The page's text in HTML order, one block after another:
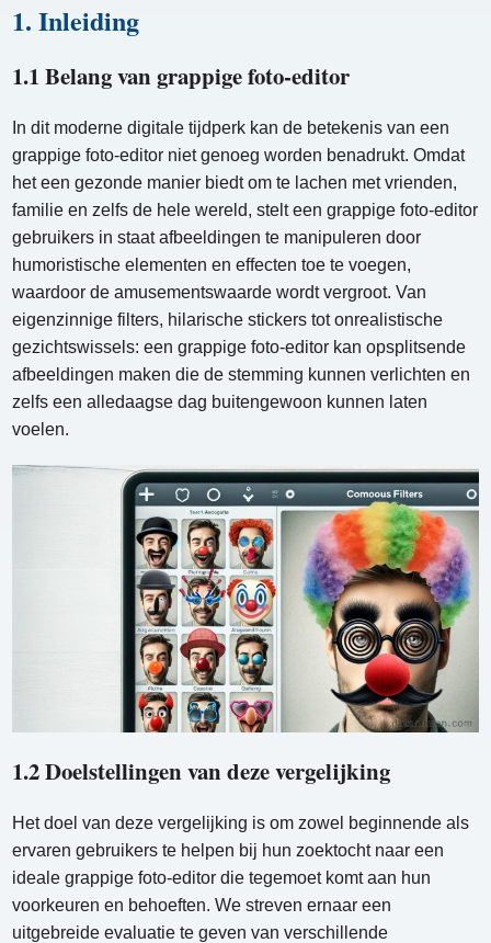
1. Inleiding
1.1 Belang van grappige foto-editor
In dit moderne digitale tijdperk kan de betekenis van een
grappige foto-editor niet genoeg worden benadrukt. Omdat
het een gezonde manier biedt om te lachen met vrienden,
familie en zelfs de hele wereld, stelt een grappige foto-editor
gebruikers in staat afbeeldingen te manipuleren door
humoristische elementen en effecten toe te voegen,
waardoor de amusementswaarde wordt vergroot. Van
eigenzinnige filters, hilarische stickers tot onrealistische
gezichtswissels: een grappige foto-editor kan opsplitsende
afbeeldingen maken die de stemming kunnen verlichten en
zelfs een alledaagse dag buitengewoon kunnen laten
voelen.
1.2 Doelstellingen van deze vergelijking
Het doel van deze vergelijking is om zowel beginnende als
ervaren gebruikers te helpen bij hun zoektocht naar een
ideale grappige foto-editor die tegemoet komt aan hun
voorkeuren en behoeften. We streven ernaar een
uitgebreide evaluatie te geven van verschillende